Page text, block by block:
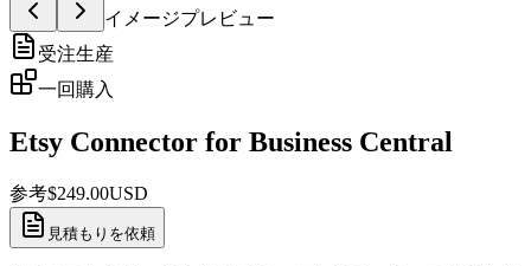
イメージプレビュー
受注生産
一回購入
Etsy Connector for Business Central
参考$249.00USD
見積もりを依頼